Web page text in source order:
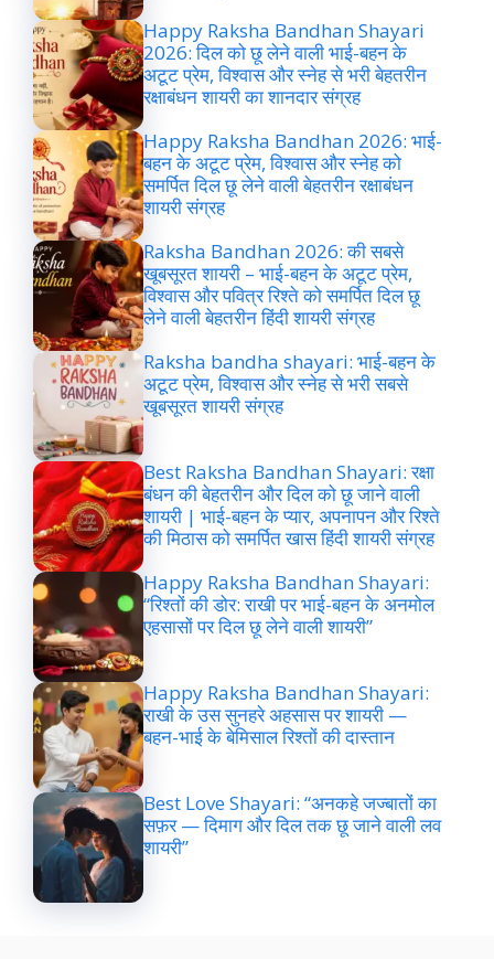
Happy Raksha Bandhan Shayari
2026: दिल को छू लेने वाली भाई-बहन के
अटूट प्रेम, विश्वास और स्नेह से भरी बेहतरीन
रक्षाबंधन शायरी का शानदार संग्रह
Happy Raksha Bandhan 2026: भाई-
बहन के अटूट प्रेम, विश्वास और स्नेह को
समर्पित दिल छू लेने वाली बेहतरीन रक्षाबंधन
शायरी संग्रह
Raksha Bandhan 2026: की सबसे
खूबसूरत शायरी – भाई-बहन के अटूट प्रेम,
विश्वास और पवित्र रिश्ते को समर्पित दिल छू
लेने वाली बेहतरीन हिंदी शायरी संग्रह
Raksha bandha shayari: भाई-बहन के
अटूट प्रेम, विश्वास और स्नेह से भरी सबसे
खूबसूरत शायरी संग्रह
Best Raksha Bandhan Shayari: रक्षा
बंधन की बेहतरीन और दिल को छू जाने वाली
शायरी | भाई-बहन के प्यार, अपनापन और रिश्ते
की मिठास को समर्पित खास हिंदी शायरी संग्रह
Happy Raksha Bandhan Shayari:
“रिश्तों की डोर: राखी पर भाई-बहन के अनमोल
एहसासों पर दिल छू लेने वाली शायरी”
Happy Raksha Bandhan Shayari:
राखी के उस सुनहरे अहसास पर शायरी —
बहन-भाई के बेमिसाल रिश्तों की दास्तान
Best Love Shayari: “अनकहे जज्बातों का
सफ़र — दिमाग और दिल तक छू जाने वाली लव
शायरी”